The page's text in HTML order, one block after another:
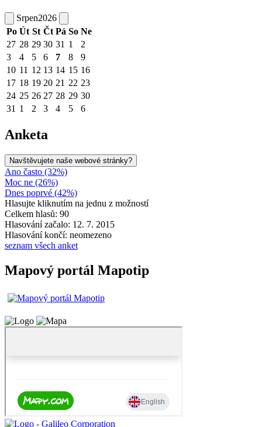
Srpen2026
Po Út St Čt Pá So Ne
27 28 29 30 31 1
2
3
4 5 6 7 8
9
10 11 12 13 14 15 16
17 18 19 20 21 22 23
24 25 26 27 28 29 30
31 1 2 3 4 5 6
Anketa
Navštěvujete naše webové stránky?
Ano často (32%)
Moc ne (26%)
Dnes poprvé (42%)
Hlasujte kliknutím na jednu z možností
Celkem hlasů: 90
Hlasování začalo: 12. 7. 2015
Hlasování končí: neomezeno
seznam všech anket
Mapový portál Mapotip